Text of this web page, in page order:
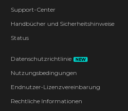
Support-Center
Handbücher und Sicherheitshinweise
Status
Datenschutzrichtlinie NEW
Nutzungsbedingungen
Endnutzer-Lizenzvereinbarung
Rechtliche Informationen